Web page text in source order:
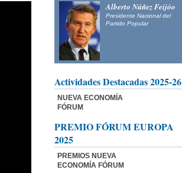
Alberto Núñez Feijóo
Presidente Nacional del
Partido Popular
Actividades Destacadas 2025-26
NUEVA ECONOMÍA
FÓRUM
PREMIO FÓRUM EUROPA
2025
PREMIOS NUEVA
ECONOMÍA FÓRUM